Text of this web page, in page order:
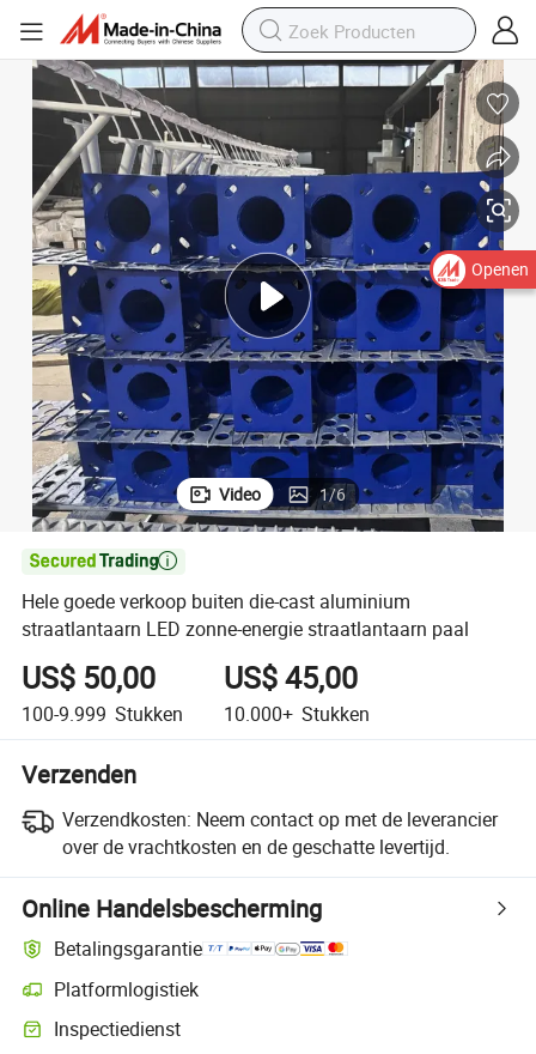
Video 1/6

Hele goede verkoop buiten die-cast aluminium
straatlantaarn LED zonne-energie straatlantaarn paal
US$ 50,00
100-9.999 Stukken
US$ 45,00
10.000+ Stukken
Verzenden
Verzendkosten: Neem contact op met de leverancier
over de vrachtkosten en de geschatte levertijd.
Online Handelsbescherming
Betalingsgarantie
Platformlogistiek
Inspectiedienst
Openen